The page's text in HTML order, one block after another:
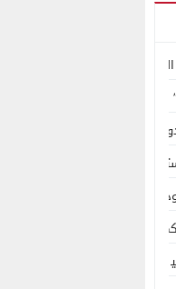
حرّضت على اقتحام سبتة
سوق المعادن الاستراتيجية
ماء؟
على الكفاءة ويمنح الشباب
لصناعة الواقع؟
الذاتي هو الأساس الوحيد لحل